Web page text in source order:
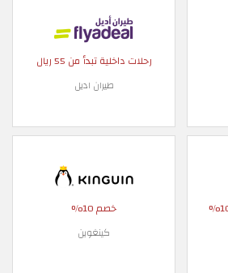
رحلات داخلية تبدأ من 55 ريال
طيران اديل
خصم 10%
كينغوين